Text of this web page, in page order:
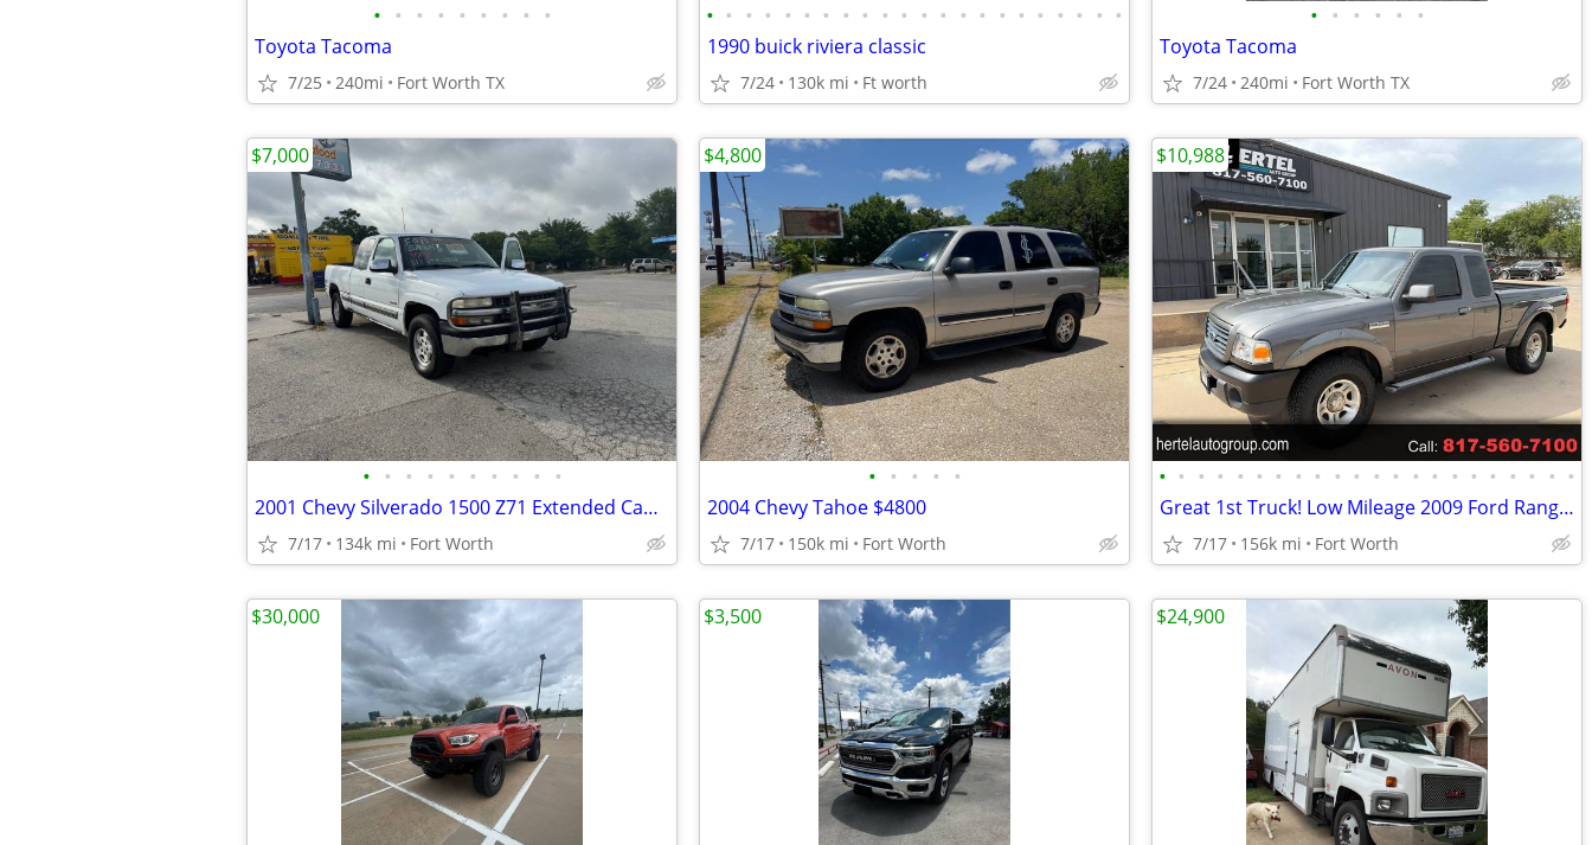
• • • • • • • • •
Toyota Tacoma
7/25 240mi Fort Worth TX
• • • • • • • • • • • • • • • • • • • • • •
1990 buick riviera classic
7/24 130k mi Ft worth
• • • • • •
Toyota Tacoma
7/24 240mi Fort Worth TX
• • • • • • • • • •
2001 Chevy Silverado 1500 Z71 Extended Cab 4x4
7/17 134k mi Fort Worth
$7,000
• • • • •
2004 Chevy Tahoe $4800
7/17 150k mi Fort Worth
$4,800
• • • • • • • • • • • • • • • • • • • • • •
Great 1st Truck! Low Mileage 2009 Ford Ranger 4.0L V6 4x2
7/17 156k mi Fort Worth
$10,988
$30,000 $3,500 $24,900